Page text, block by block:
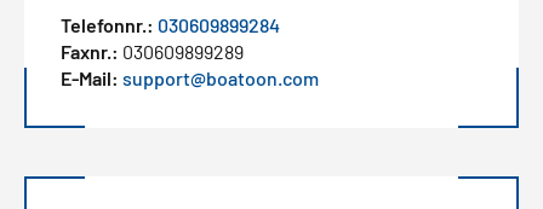
Telefonnr.: 030609899284
Faxnr.: 030609899289
E-Mail: support@boatoon.com